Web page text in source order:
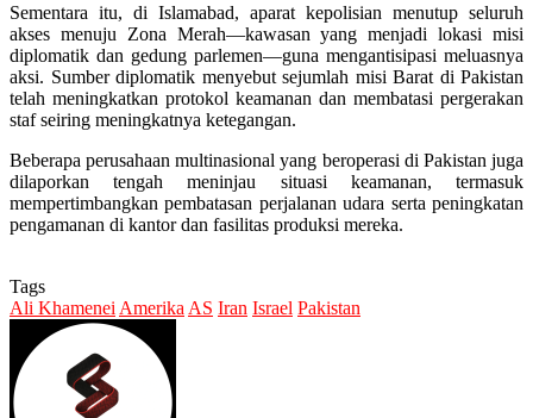
Sementara itu, di Islamabad, aparat kepolisian menutup seluruh
akses menuju Zona Merah—kawasan yang menjadi lokasi misi
diplomatik dan gedung parlemen—guna mengantisipasi meluasnya
aksi. Sumber diplomatik menyebut sejumlah misi Barat di Pakistan
telah meningkatkan protokol keamanan dan membatasi pergerakan
staf seiring meningkatnya ketegangan.
Beberapa perusahaan multinasional yang beroperasi di Pakistan juga
dilaporkan tengah meninjau situasi keamanan, termasuk
mempertimbangkan pembatasan perjalanan udara serta peningkatan
pengamanan di kantor dan fasilitas produksi mereka.
Tags
Ali Khamenei Amerika AS Iran Israel Pakistan